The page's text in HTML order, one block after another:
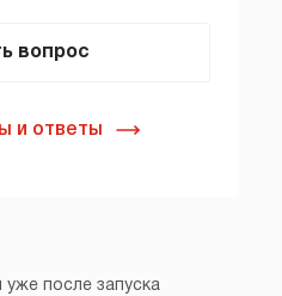
после запуска
вопрос
и ответы